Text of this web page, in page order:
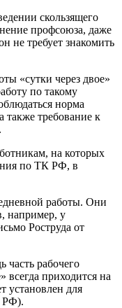
скользящего
профсоюза, даже
не требует знакомить
«сутки через двое»
по такому
норма
также требование к
на которых
по ТК РФ, в
работы. Они
например, у
Роструда от
часть рабочего
всегда приходится на
установлен для
РФ).